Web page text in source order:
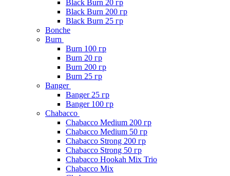
Black Burn 20 гр
Black Burn 200 гр
Black Burn 25 гр
Bonche
Burn
Burn 100 гр
Burn 20 гр
Burn 200 гр
Burn 25 гр
Banger
Banger 25 гр
Banger 100 гр
Chabacco
Chabacco Medium 200 гр
Chabacco Medium 50 гр
Chabacco Strong 200 гр
Chabacco Strong 50 гр
Chabacco Hookah Mix Trio
Chabacco Mix